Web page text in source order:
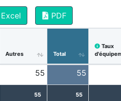
Excel PDF
Autres Total
Taux
55 55
55 55